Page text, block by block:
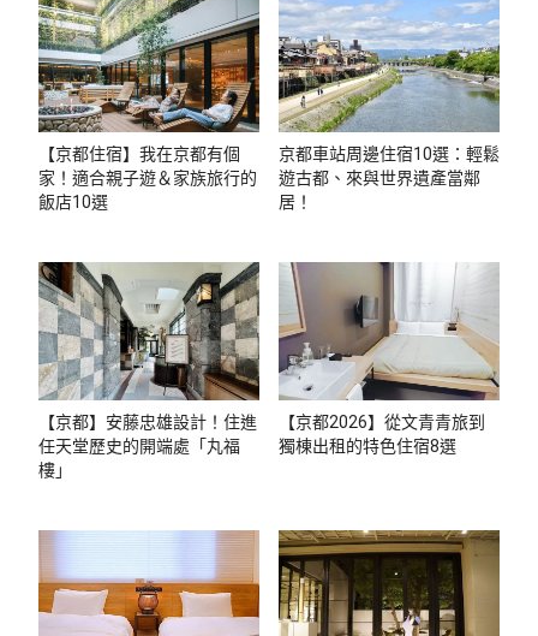
【京都住宿】我在京都有個
家！適合親子遊＆家族旅行的
飯店10選
京都車站周邊住宿10選：輕鬆
遊古都、來與世界遺產當鄰
居！
【京都】安藤忠雄設計！住進
任天堂歷史的開端處「丸福
樓」
【京都2026】從文青青旅到
獨棟出租的特色住宿8選